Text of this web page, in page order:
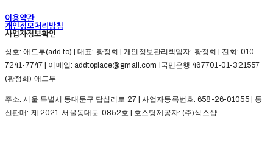
이용약관
개인정보처리방침
사업자정보확인
상호: 애드투(add to) | 대표: 황정희 | 개인정보관리책임자: 황정희 | 전화: 010-
7241-7747 | 이메일: addtoplace@gmail.com l국민은행 467701-01-321557
(황정희) 애드투
주소: 서울 특별시 동대문구 답십리로 27 | 사업자등록번호:658-26-01055| 통
신판매: 제 2021-서울동대문-0852호 | 호스팅제공자: (주)식스샵